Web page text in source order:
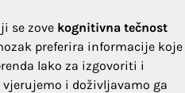
se zove kognitivna tečnost
preferira informacije koje
lako za izgovoriti i
i doživljavamo ga